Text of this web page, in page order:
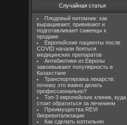
Случайная статья
Плодовый питомник: как
выращивают, прививают и
подготавливают саженцы к
продаже
Европейские пациенты после
COVID начали бояться
медицинских препаратов
Антибиотики из Европы
завоевывают популярность в
Казахстане
Транспортировка лекарств:
почему это важно делать
профессионально?
Топ-3 европейских клиник, куда
стоит обратиться за лечением
Преимущества REVI
биоревитализации
Как сделать коптильню